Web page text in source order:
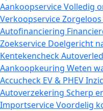
AankoopserviceVolledig
Verkoopservice
Autofinanciering
Zoekservice Doelgericht
Kentekencheck
Aankoopkeuring Weten
Accucheck EV & PHEV
Autoverzekering Scherp
ImportserviceVoordelig